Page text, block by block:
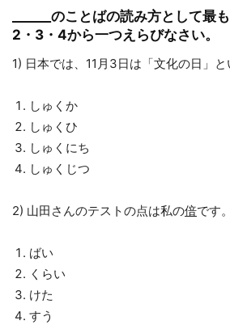
のことばの読み方として最も
2 ・ 3 ・ 4から一つえらびなさい。
1) 日本では、11月3日は「文化の日」と
しゅくか
しゅくひ
しゅくにち
しゅくじつ
2) 山田さんのテストの点は私の倍です。
ばい
くらい
けた
すう